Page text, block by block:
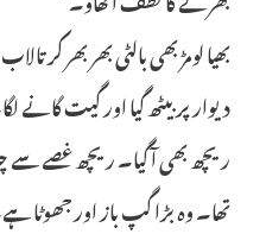
بھیا لومڑ بھی بالٹی بھر بھر کر
دیوار پر بیٹھ گیا اور گیت گانے
ریچھ بھی آ گیا۔ ریچھ غصے سے
تھا۔ وہ بڑا گپ باز اور جھوٹا